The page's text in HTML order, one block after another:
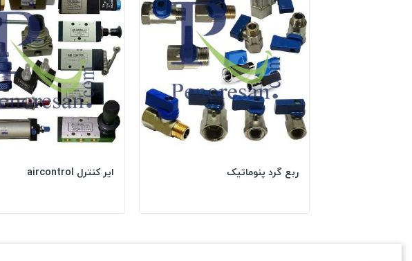
ایر کنترل aircontrol ربع گرد پنوماتیک